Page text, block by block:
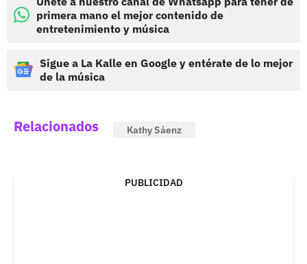
primera mano el mejor contenido de
entretenimiento y música
Sigue a La Kalle en Google y entérate de lo mejor
de la música
Relacionados Kathy Sáenz
PUBLICIDAD